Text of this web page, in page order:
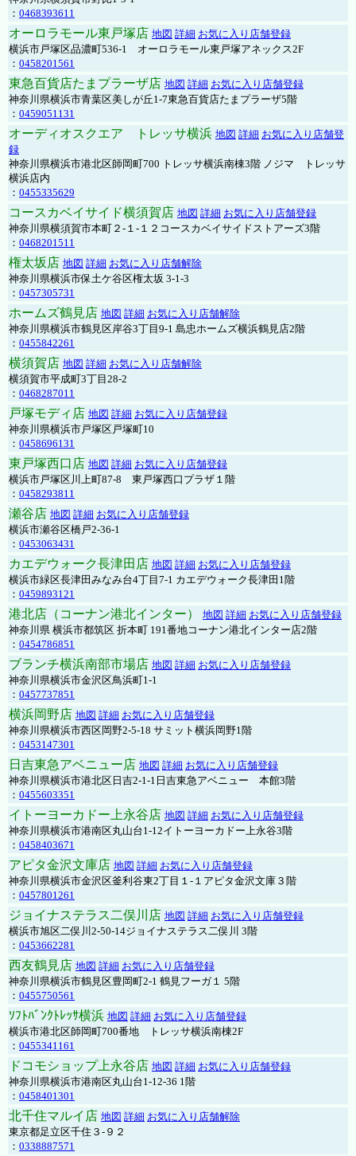
： 0468393611
オーロラモール東戸塚店 地図 詳細 お気に入り店舗登録
横浜市戸塚区品濃町536-1 オーロラモール東戸塚アネックス2F
： 0458201561
東急百貨店たまプラーザ店 地図 詳細 お気に入り店舗登録
神奈川県横浜市青葉区美しが丘1-7東急百貨店たまプラーザ5階
： 0459051131
オーディオスクエア トレッサ横浜 地図 詳細 お気に入り店舗登
録
神奈川県横浜市港北区師岡町700 トレッサ横浜南棟3階 ノジマ トレッサ
横浜店内
： 0455335629
コースカベイサイド横須賀店 地図 詳細 お気に入り店舗登録
神奈川県横須賀市本町２-１-１２コースカベイサイドストアーズ3階
： 0468201511
権太坂店 地図 詳細 お気に入り店舗解除
神奈川県横浜市保土ケ谷区権太坂 3-1-3
： 0457305731
ホームズ鶴見店 地図 詳細 お気に入り店舗解除
神奈川県横浜市鶴見区岸谷3丁目9-1 島忠ホームズ横浜鶴見店2階
： 0455842261
横須賀店 地図 詳細 お気に入り店舗解除
横須賀市平成町3丁目28-2
： 0468287011
戸塚モディ店 地図 詳細 お気に入り店舗登録
神奈川県横浜市戸塚区戸塚町10
： 0458696131
東戸塚西口店 地図 詳細 お気に入り店舗登録
横浜市戸塚区川上町87-8 東戸塚西口プラザ１階
： 0458293811
瀬谷店 地図 詳細 お気に入り店舗登録
横浜市瀬谷区橋戸2-36-1
： 0453063431
カエデウォーク長津田店 地図 詳細 お気に入り店舗登録
横浜市緑区長津田みなみ台4丁目7-1 カエデウォーク長津田1階
： 0459893121
港北店（コーナン港北インター） 地図 詳細 お気に入り店舗登録
神奈川県 横浜市都筑区 折本町 191番地コーナン港北インター店2階
： 0454786851
ブランチ横浜南部市場店 地図 詳細 お気に入り店舗登録
神奈川県横浜市金沢区鳥浜町1-1
： 0457737851
横浜岡野店 地図 詳細 お気に入り店舗登録
神奈川県横浜市西区岡野2-5-18 サミット横浜岡野1階
： 0453147301
日吉東急アベニュー店 地図 詳細 お気に入り店舗登録
神奈川県横浜市港北区日吉2-1-1日吉東急アベニュー 本館3階
： 0455603351
イトーヨーカドー上永谷店 地図 詳細 お気に入り店舗登録
神奈川県横浜市港南区丸山台1-12イトーヨーカドー上永谷3階
： 0458403671
アピタ金沢文庫店 地図 詳細 お気に入り店舗登録
神奈川県横浜市金沢区釜利谷東2丁目１-１アピタ金沢文庫３階
： 0457801261
ジョイナステラス二俣川店 地図 詳細 お気に入り店舗登録
横浜市旭区二俣川2-50-14ジョイナステラス二俣川 3階
： 0453662281
西友鶴見店 地図 詳細 お気に入り店舗登録
神奈川県横浜市鶴見区豊岡町2-1 鶴見フーガ１ 5階
： 0455750561
ｿﾌﾄﾊﾞﾝｸﾄﾚｯｻ横浜 地図 詳細 お気に入り店舗登録
横浜市港北区師岡町700番地 トレッサ横浜南棟2F
： 0455341161
ドコモショップ上永谷店 地図 詳細 お気に入り店舗登録
神奈川県横浜市港南区丸山台1-12-36 1階
： 0458401301
北千住マルイ店 地図 詳細 お気に入り店舗解除
東京都足立区千住３-９２
： 0338887571